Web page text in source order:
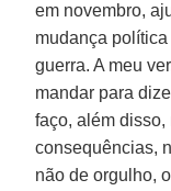
em novembro,
mudança
guerra. A meu
mandar para
faço, além
consequências,
não de orgulho,